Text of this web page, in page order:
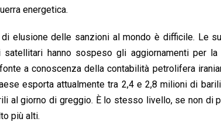
energetica.
elusione delle sanzioni al mondo è difficile. Le
hanno sospeso gli aggiornamenti per
a conoscenza della contabilità petrolifera
esporta attualmente tra 2,4 e 2,8 milioni di
al giorno di greggio. È lo stesso livello, se non di
più alti.